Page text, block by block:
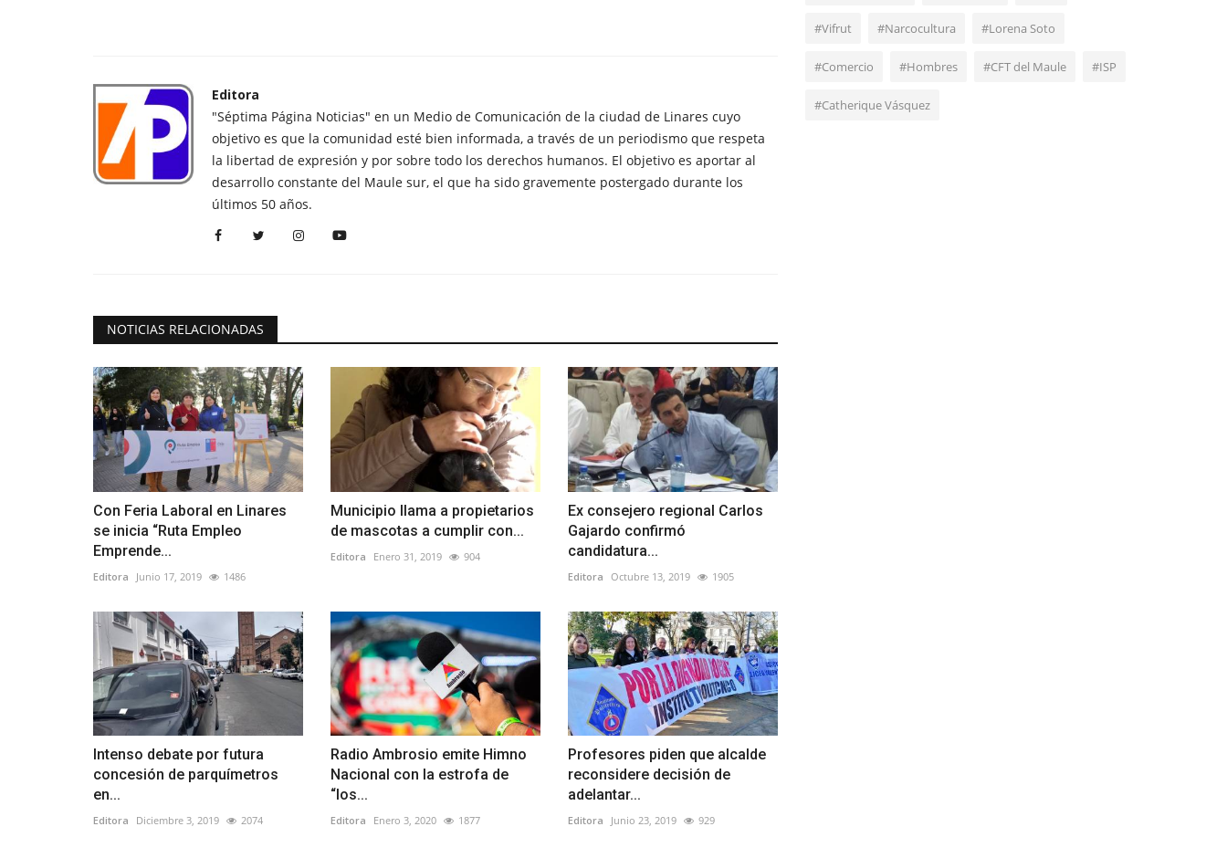
Editora
"Séptima Página Noticias" en un Medio de Comunicación de la ciudad de Linares cuyo
objetivo es que la comunidad esté bien informada, a través de un periodismo que respeta
la libertad de expresión y por sobre todo los derechos humanos. El objetivo es aportar al
desarrollo constante del Maule sur, el que ha sido gravemente postergado durante los
últimos 50 años.
NOTICIAS RELACIONADAS
Con Feria Laboral en Linares
se inicia “Ruta Empleo
Emprende...
Editora Junio 17, 2019 1486
Municipio llama a propietarios
de mascotas a cumplir con...
Editora Enero 31, 2019 904
Ex consejero regional Carlos
Gajardo confirmó
candidatura...
Editora Octubre 13, 2019 1905
Intenso debate por futura
concesión de parquímetros
en...
Editora Diciembre 3, 2019 2074
Radio Ambrosio emite Himno
Nacional con la estrofa de
“los...
Editora Enero 3, 2020 1877
Profesores piden que alcalde
reconsidere decisión de
adelantar...
Editora Junio 23, 2019 929
#Vifrut #Narcocultura #Lorena Soto
#Comercio #Hombres #CFT del Maule #ISP
#Catherique Vásquez